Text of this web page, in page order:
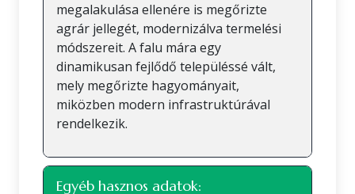
megalakulása ellenére is megőrizte
agrár jellegét, modernizálva termelési
módszereit. A falu mára egy
dinamikusan fejlődő településsé vált,
mely megőrizte hagyományait,
miközben modern infrastruktúrával
rendelkezik.
Egyéb hasznos adatok: